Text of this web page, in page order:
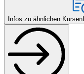
Infos zu ähnlichen Kursen